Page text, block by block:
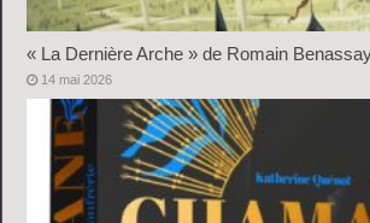
« La Dernière Arche » de Romain
14 mai 2026